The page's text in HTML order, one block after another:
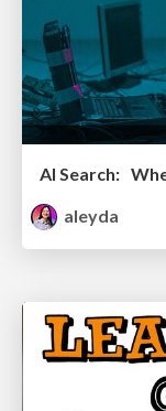
aleyda